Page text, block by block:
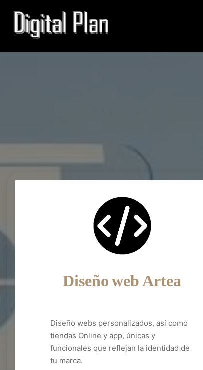
Diseño web Artea
Diseño webs personalizados, así como
tiendas Online y app, únicas y
funcionales que reflejan la identidad de
tu marca.